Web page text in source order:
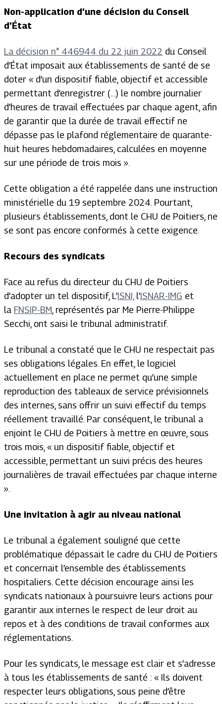
Non-application d’une décision du Conseil
d’État
La décision n° 446944 du 22 juin 2022 du Conseil
d’État imposait aux établissements de santé de se
doter « d’un dispositif fiable, objectif et accessible
permettant d’enregistrer (…) le nombre journalier
d’heures de travail effectuées par chaque agent, afin
de garantir que la durée de travail effectif ne
dépasse pas le plafond réglementaire de quarante-
huit heures hebdomadaires, calculées en moyenne
sur une période de trois mois ».
Cette obligation a été rappelée dans une instruction
ministérielle du 19 septembre 2024. Pourtant,
plusieurs établissements, dont le CHU de Poitiers, ne
se sont pas encore conformés à cette exigence.
Recours des syndicats
Face au refus du directeur du CHU de Poitiers
d’adopter un tel dispositif, L’ISNI, l’ISNAR-IMG et
la FNSIP-BM , représentés par Me Pierre-Philippe
Secchi, ont saisi le tribunal administratif.
Le tribunal a constaté que le CHU ne respectait pas
ses obligations légales. En effet, le logiciel
actuellement en place ne permet qu’une simple
reproduction des tableaux de service prévisionnels
des internes, sans offrir un suivi effectif du temps
réellement travaillé. Par conséquent, le tribunal a
enjoint le CHU de Poitiers à mettre en œuvre, sous
trois mois, « un dispositif fiable, objectif et
accessible, permettant un suivi précis des heures
journalières de travail effectuées par chaque interne
».
Une invitation à agir au niveau national
Le tribunal a également souligné que cette
problématique dépassait le cadre du CHU de Poitiers
et concernait l’ensemble des établissements
hospitaliers. Cette décision encourage ainsi les
syndicats nationaux à poursuivre leurs actions pour
garantir aux internes le respect de leur droit au
repos et à des conditions de travail conformes aux
réglementations.
Pour les syndicats, le message est clair et s’adresse
à tous les établissements de santé : « Ils doivent
respecter leurs obligations, sous peine d’être